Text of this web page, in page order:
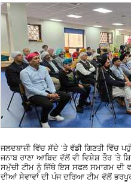
ਜਲਦਬਾਜ਼ੀ ਵਿੱਚ ਸੱਦੇ ‘ਤੇ ਵੱਡੀ ਗਿਣਤੀ ਵਿੱਚ
ਜਨਾਬ ਰਾਣਾ ਆਬਿਦ ਵੱਲੋਂ ਵੀ ਵਿਸ਼ੇਸ਼ ਤੌਰ ‘ਤੇ
ਸਮੁੱਚੀ ਟੀਮ ਨੂੰ ਜਿੱਥੇ ਇਸ ਸਫਲ ਸਮਾਗਮ ਦੀ
ਦੀਆਂ ਸੇਵਾਵਾਂ ਦੀ ਪੰਜ ਦਰਿਆ ਟੀਮ ਵੱਲੋਂ